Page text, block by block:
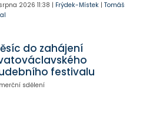
2026 11:38 | Frýdek-Místek| Tomáš
do zahájení
festivalu
sdělení